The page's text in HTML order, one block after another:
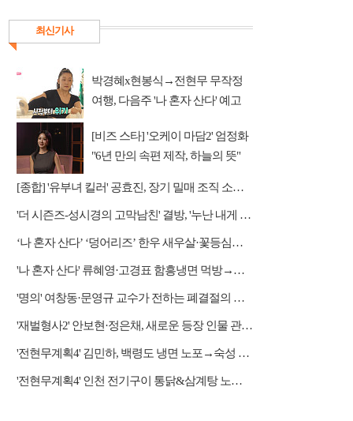
최신기사
박경혜x현봉식→전현무 무작정
여행, 다음주 '나 혼자 산다' 예고
[비즈 스타] '오케이 마담2' 엄정화
"6년 만의 속편 제작, 하늘의 뜻"
[종합] '유부녀 킬러' 공효진, 장기 밀매 조직 소탕…4화 정체 발각 위기 예고
'더 시즌즈-성시경의 고막남친' 결방, '누난 내게 여자야2' 커플 스토리 편성
‘나 혼자 산다’ ‘덩어리즈’ 한우 새우살·꽃등심→멕시칸 화이타&쫄면 등 몸보신 코스
'나 혼자 산다' 류혜영·고경표 함흥냉면 먹방→남산 산책
'명의' 여창동·문영규 교수가 전하는 폐결절의 모든 것
'재벌형사2' 안보현·정은채, 새로운 등장 인물 관계도 본격 전개
'전현무계획4' 김민하, 백령도 냉면 노포→숙성 광어초밥·통 도미찜 맛집 탐방
'전현무계획4' 인천 전기구이 통닭&삼계탕 노포 맛집 탐방